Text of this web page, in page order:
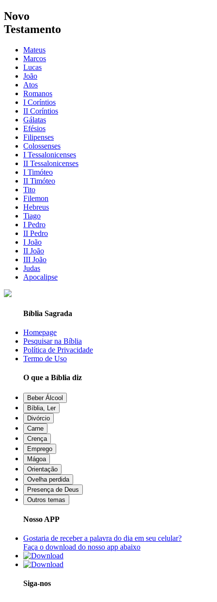
Novo
Testamento
Mateus
Marcos
Lucas
João
Atos
Romanos
I Coríntios
II Coríntios
Gálatas
Efésios
Filipenses
Colossenses
I Tessalonicenses
II Tessalonicenses
I Timóteo
II Timóteo
Tito
Filemon
Hebreus
Tiago
I Pedro
II Pedro
I João
II João
III João
Judas
Apocalipse
Bíblia Sagrada
Homepage
Pesquisar na Bíblia
Política de Privacidade
Termo de Uso
O que a Bíblia diz
Beber Álcool
Bíblia, Ler
Divórcio
Carne
Crença
Emprego
Mágoa
Orientação
Ovelha perdida
Presença de Deus
Outros temas
Nosso APP
Gostaria de receber a palavra do dia em seu celular?
Faça o download do nosso app abaixo
Siga-nos